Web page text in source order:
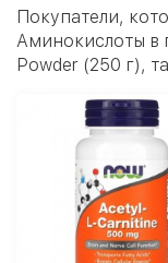
Покупатели,
Аминокислоты в
Powder (250 г),